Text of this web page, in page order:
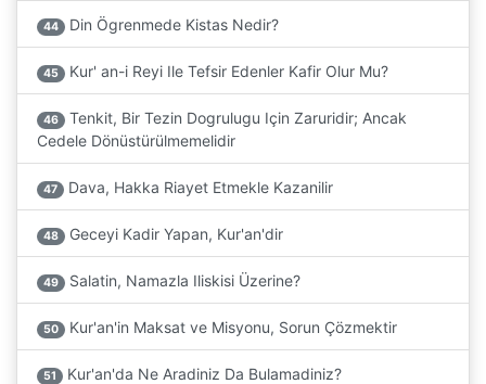
44 Din Ögrenmede Kistas Nedir?
45 Kur' an-i Reyi Ile Tefsir Edenler Kafir Olur Mu?
46
Tenkit, Bir Tezin Dogrulugu Için Zaruridir; Ancak
Cedele Dönüstürülmemelidir
47 Dava, Hakka Riayet Etmekle Kazanilir
48 Geceyi Kadir Yapan, Kur'an'dir
49 Salatin, Namazla Iliskisi Üzerine?
50 Kur'an'in Maksat ve Misyonu, Sorun Çözmektir
51 Kur'an'da Ne Aradiniz Da Bulamadiniz?